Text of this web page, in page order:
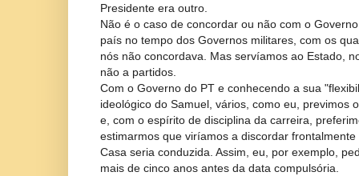
Presidente era outro.
Não é o caso de concordar ou não com o
país no tempo dos Governos militares, com os
nós não concordava. Mas servíamos ao Estado,
não a partidos.
Com o Governo do PT e conhecendo a sua
ideológico do Samuel, vários, como eu, previmos
e, com o espírito de disciplina da carreira,
estimarmos que viríamos a discordar
Casa seria conduzida. Assim, eu, por exemplo,
mais de cinco anos antes da data compulsória.